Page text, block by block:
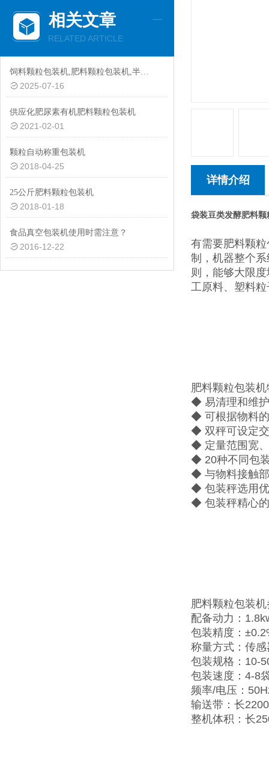
相关文章
RELATED ARTICLE
饲料颗粒包装机,肥料颗粒包装机,半自动颗粒包装机厂家
2025-07-16
供应化肥尿素有机肥料颗粒包装机
2021-02-01
颗粒自动称重包装机
2018-04-25
25公斤肥料颗粒包装机
2018-01-18
食品真空包装机使用时需注意？
2016-12-22
详情介绍
袋装豆类发酵肥料
有需要肥料颗
制，机器整个
则，能够大限
工原料、塑料
肥料颗粒包装
◆ 易清理和维
◆ 可根据物料
◆ 双秤可设定
◆ 定量范围宽
◆ 20种不同包
◆ 与物料接触
◆ 包装秤选用
◆ 包装秤精心
肥料颗粒包装
配备动力：
包装精度：
称量方式：传感
包装规格：10-
包装速度：4-8
频率/电压：
输送带：长
整机体积：长